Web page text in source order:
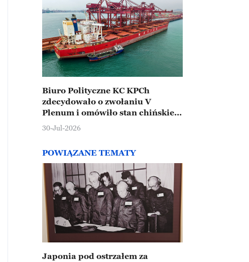
Biuro Polityczne KC KPCh
zdecydowało o zwołaniu V
Plenum i omówiło stan chińskiej
gospodarki
30-Jul-2026
POWIĄZANE TEMATY
Japonia pod ostrzałem za